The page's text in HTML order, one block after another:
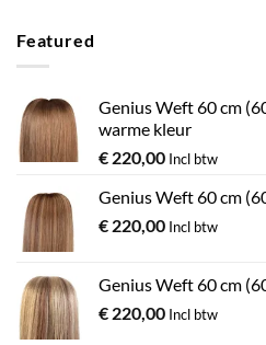
Featured
Genius Weft 60 cm
warme kleur
€ 220,00 Incl btw
Genius Weft 60 cm
€ 220,00 Incl btw
Genius Weft 60 cm
€ 220,00 Incl btw